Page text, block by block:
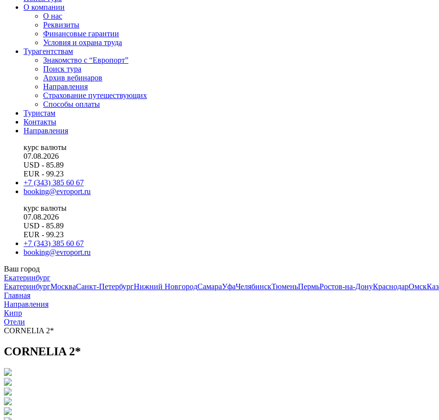
О компании
О нас
Реквизиты
Финансовые гарантии
Условия и охрана труда
Турагентствам
Знакомство с “Европорт”
Поиск тура
Архив вебинаров
Направления
Страхование путешествующих
Способы оплаты
Туристам
Контакты
Направления
курс валюты
07.08.2026
USD - 85.89
EUR - 99.23
+7 (343) 385 60 67
booking@evroport.ru
курс валюты
07.08.2026
USD - 85.89
EUR - 99.23
+7 (343) 385 60 67
booking@evroport.ru
Ваш город
Екатеринбург
ЕкатеринбургМоскваСанкт-ПетербургНижний НовгородСамараУфаЧелябинскТюменьПермьРостов-на-ДонуКраснодарОмск
Главная
Направления
Кипр
Отели
CORNELIA 2*
CORNELIA 2*